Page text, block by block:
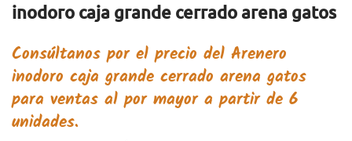
inodoro caja grande cerrado arena gatos
Consúltanos por el precio del Arenero
inodoro caja grande cerrado arena gatos
para ventas al por mayor a partir de 6
unidades.